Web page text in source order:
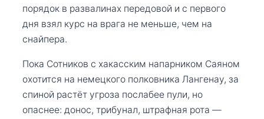
порядок в развалинах передовой и с первого
дня взял курс на врага не меньше, чем на
снайпера.
Пока Сотников с хакасским напарником Саяном
охотится на немецкого полковника Лангенау, за
спиной растёт угроза послабее пули, но
опаснее: донос, трибунал, штрафная рота —